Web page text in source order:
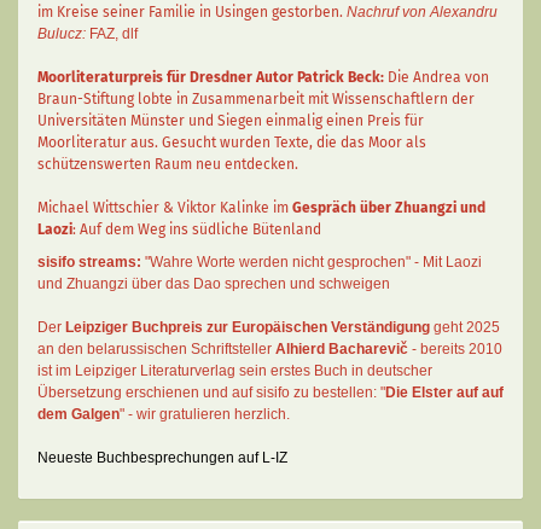
im Kreise seiner Familie in Usingen gestorben. Nachruf von Alexandru
Bulucz: FAZ, dlf
Moorliteraturpreis für Dresdner Autor Patrick Beck: Die Andrea von
Braun-Stiftung lobte in Zusammenarbeit mit Wissenschaftlern der
Universitäten Münster und Siegen einmalig einen Preis für
Moorliteratur aus. Gesucht wurden Texte, die das Moor als
schützenswerten Raum neu entdecken.
Michael Wittschier & Viktor Kalinke im Gespräch über Zhuangzi und
Laozi: Auf dem Weg ins südliche Bütenland
sisifo streams: "Wahre Worte werden nicht gesprochen" - Mit Laozi
und Zhuangzi über das Dao sprechen und schweigen
Der Leipziger Buchpreis zur Europäischen Verständigung geht 2025
an den belarussischen Schriftsteller Alhierd Bacharevič - bereits 2010
ist im Leipziger Literaturverlag sein erstes Buch in deutscher
Übersetzung erschienen und auf sisifo zu bestellen: "Die Elster auf auf
dem Galgen" - wir gratulieren herzlich.
Neueste Buchbesprechungen auf L-IZ